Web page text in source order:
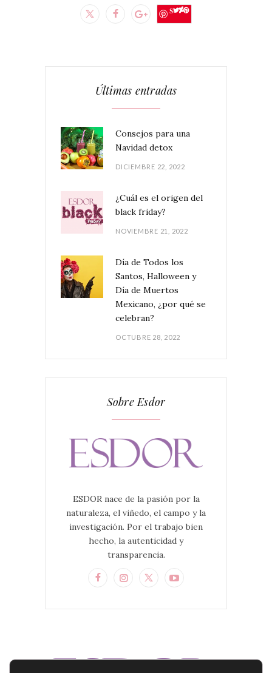
Save
Últimas entradas
Consejos para una
Navidad detox
DICIEMBRE 22, 2022
¿Cuál es el origen del
black friday?
NOVIEMBRE 21, 2022
Día de Todos los
Santos, Halloween y
Día de Muertos
Mexicano, ¿por qué se
celebran?
OCTUBRE 28, 2022
Sobre Esdor
ESDOR nace de la pasión por la
naturaleza, el viñedo, el campo y la
investigación. Por el trabajo bien
hecho, la autenticidad y
transparencia.